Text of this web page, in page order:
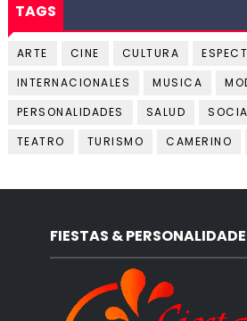
TAGS
ARTE CINE CULTURA
INTERNACIONALES
MUSICA
PERSONALIDADES
SALUD
TEATRO
TURISMO CAMERINO
FIESTAS &